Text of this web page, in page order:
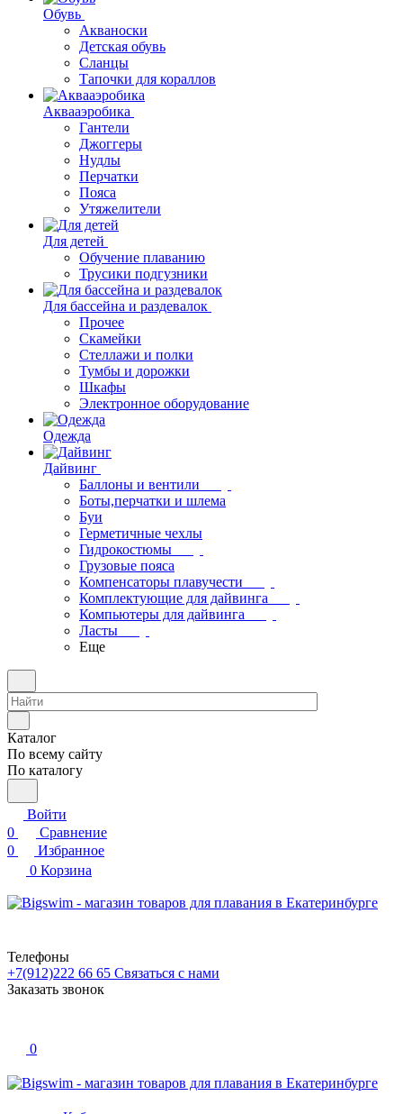
Обувь
Акваноски
Детская обувь
Сланцы
Тапочки для кораллов
Аквааэробика
Гантели
Джоггеры
Нудлы
Перчатки
Пояса
Утяжелители
Для детей
Обучение плаванию
Трусики подгузники
Для бассейна и раздевалок
Прочее
Скамейки
Стеллажи и полки
Тумбы и дорожки
Шкафы
Электронное оборудование
Одежда
Дайвинг
Баллоны и вентили
Боты,перчатки и шлема
Буи
Герметичные чехлы
Гидрокостюмы
Грузовые пояса
Компенсаторы плавучести
Комплектующие для дайвинга
Компьютеры для дайвинга
Ласты
Еще
Каталог
По всему сайту
По каталогу
Войти
0
Сравнение
0
Избранное
0 Корзина
Телефоны
+7(912)222 66 65 Связаться с нами
Заказать звонок
0